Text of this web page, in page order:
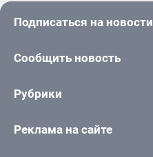
Подписаться на новости
Сообщить новость
Рубрики
Реклама на сайте